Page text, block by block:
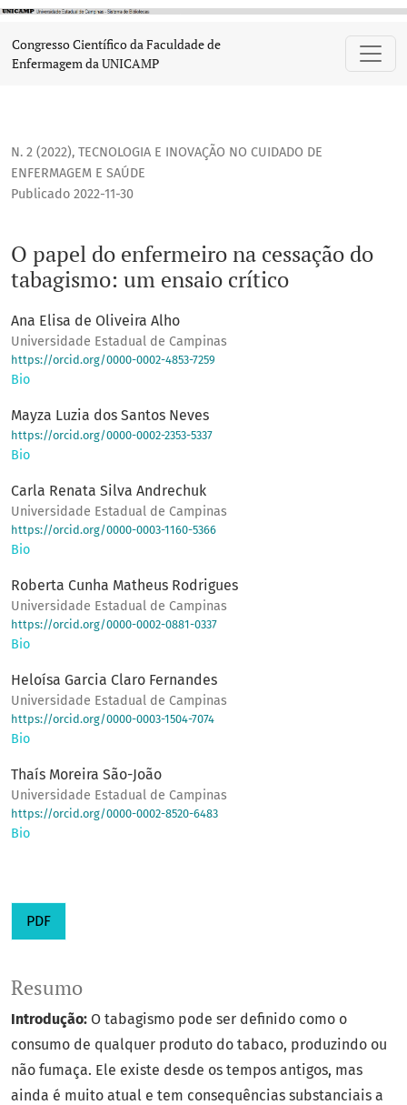
O papel do enfermeiro na cessação do tabagismo: um
Congresso Científico da Faculdade de
Enfermagem da UNICAMP
N. 2 (2022), TECNOLOGIA E INOVAÇÃO NO CUIDADO DE
ENFERMAGEM E SAÚDE
O papel do enfermeiro na cessação do
tabagismo: um ensaio crítico
Publicado 2022-11-30
Ana Elisa de Oliveira Alho
Universidade Estadual de Campinas
https://orcid.org/0000-0002-4853-7259
Bio
Mayza Luzia dos Santos Neves
https://orcid.org/0000-0002-2353-5337
Bio
Carla Renata Silva Andrechuk
Universidade Estadual de Campinas
https://orcid.org/0000-0003-1160-5366
Bio
Roberta Cunha Matheus Rodrigues
Universidade Estadual de Campinas
https://orcid.org/0000-0002-0881-0337
Bio
Heloísa Garcia Claro Fernandes
Universidade Estadual de Campinas
https://orcid.org/0000-0003-1504-7074
Bio
Thaís Moreira São-João
Universidade Estadual de Campinas
https://orcid.org/0000-0002-8520-6483
Bio
PDF
Resumo
Introdução: O tabagismo pode ser definido como o
consumo de qualquer produto do tabaco, produzindo ou
não fumaça. Ele existe desde os tempos antigos, mas
ainda é muito atual e tem consequências substanciais a